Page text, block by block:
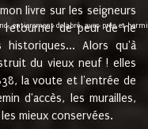
entierement delabré, avec près et
livre sur les seigneurs
retourner de peur de ne
Alors qu'à
du vieux neuf ! elles
la voute et l'entrée de
d'accès, les murailles,
mieux conservées.